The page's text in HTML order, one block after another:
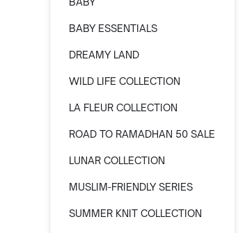
BABY ESSENTIALS
DREAMY LAND
WILD LIFE COLLECTION
LA FLEUR COLLECTION
ROAD TO RAMADHAN 50 SALE
LUNAR COLLECTION
MUSLIM-FRIENDLY SERIES
SUMMER KNIT COLLECTION